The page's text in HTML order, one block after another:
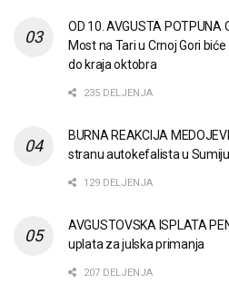
OD 10. AVGUSTA POTPUNA
Most na Tari u Crnoj Gori
do kraja oktobra
235 DELJENJA
BURNA REAKCIJA
stranu autokefalista u
129 DELJENJA
AVGUSTOVSKA ISPLATA
uplata za julska primanja
207 DELJENJA